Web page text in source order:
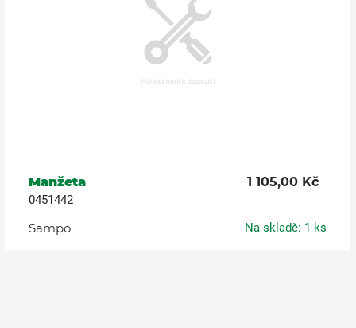
Manžeta 1 105,00 Kč
0451442
Sampo Na skladě: 1 ks